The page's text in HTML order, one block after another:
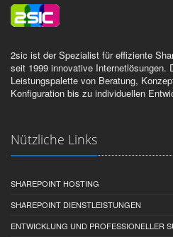
2sic ist der Spezialist für effiziente
seit 1999 innovative Internetlösungen.
Leistungspalette von Beratung,
Konfiguration bis zu individuellen
Nützliche Links
SHAREPOINT HOSTING
SHAREPOINT DIENSTLEISTUNGEN
ENTWICKLUNG UND PROFESSIONELLER